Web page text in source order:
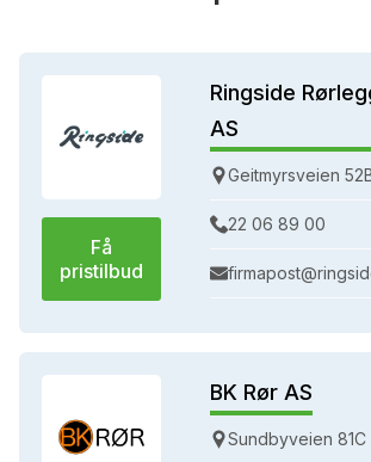
Få
pristilbud
Ringside
AS
Geitmyrsveien
22 06 89 00
BK Rør AS
Sundbyveien